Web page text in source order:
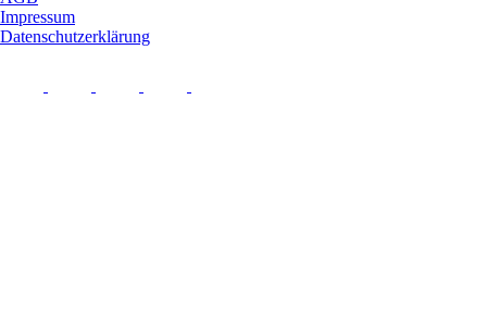
Impressum
Datenschutzerklärung